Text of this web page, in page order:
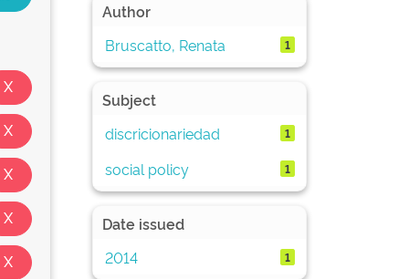
Author
Bruscatto, Renata
1
Subject
discricionariedad
1
social policy 1
Date issued
2014
1